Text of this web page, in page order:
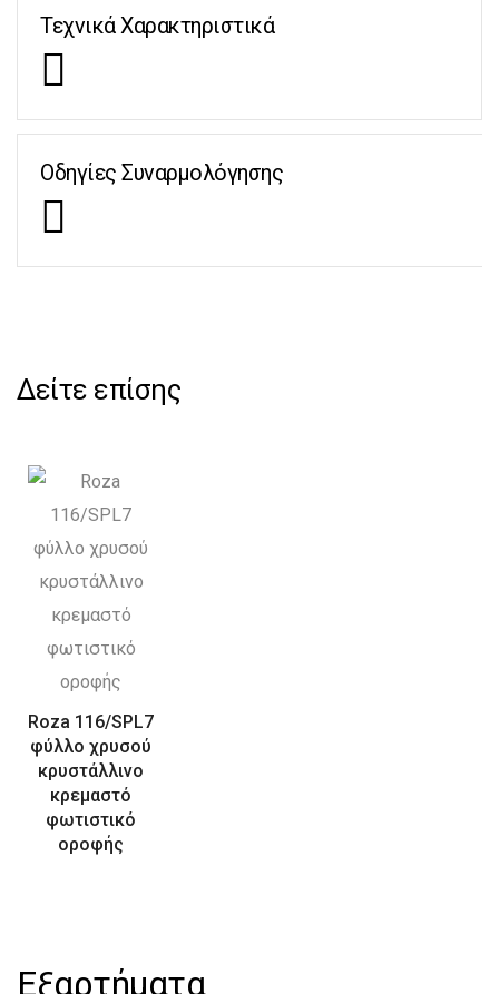
Τεχνικά Χαρακτηριστικά
Οδηγίες Συναρμολόγησης
Δείτε επίσης
Roza 116/SPL7
φύλλο χρυσού
κρυστάλλινο
κρεμαστό
φωτιστικό
οροφής
Εξαρτήματα